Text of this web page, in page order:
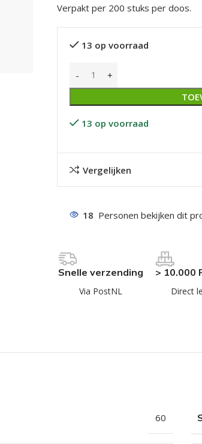
Verpakt per 200 stuks per doos.
13 op voorraad
13 op voorraad
Vergelijken
18 Personen bekijken dit
Snelle verzending
Via PostNL
> 10.000
Direct
60